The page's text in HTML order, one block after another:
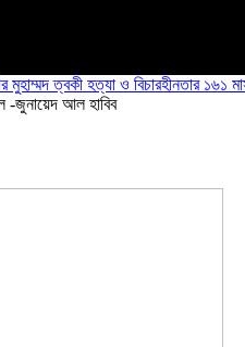
ত্বকী হত্যা ও বিচারহীনতার ১৬১ মাস
-জুনায়েদ আল হাবিব